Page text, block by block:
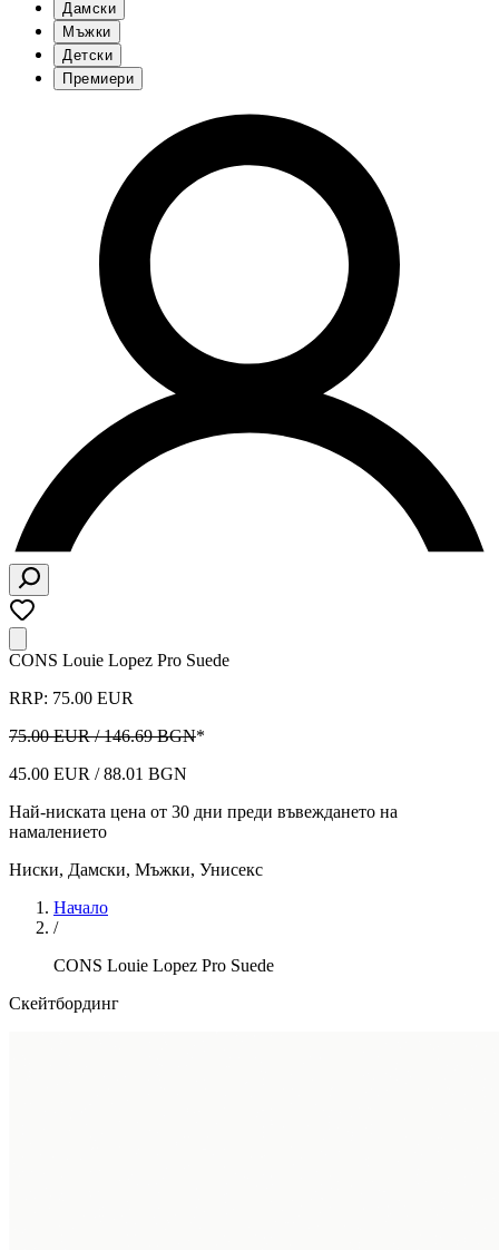
Дамски
Мъжки
Детски
Премиери
CONS Louie Lopez Pro Suede
RRP: 75.00 EUR
75.00 EUR / 146.69 BGN*
45.00 EUR / 88.01 BGN
Най-ниската цена от 30 дни преди въвеждането на
намалението
Ниски, Дамски, Мъжки, Унисекс
Начало
/
CONS Louie Lopez Pro Suede
Скейтбординг